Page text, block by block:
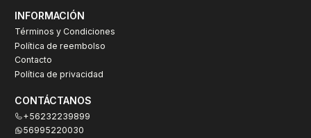
INFORMACIÓN
Términos y Condiciones
Política de reembolso
Contacto
Política de privacidad
CONTÁCTANOS
+56232239899
56995220030